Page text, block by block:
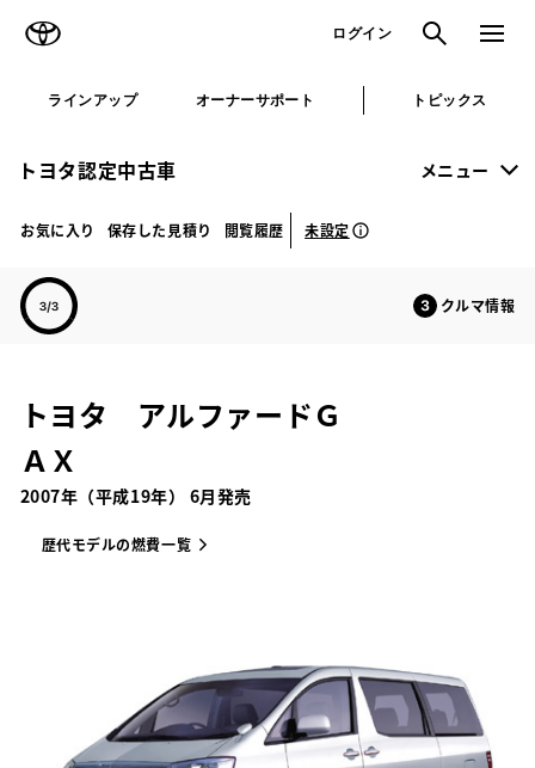
ログイン 検索 メニュ
ラインアップ オーナーサポート トピックス
トヨタ認定中古車 メニュー
お気に入り 保存した見積り 閲覧履歴 未設定
クルマ情報
トヨタ アルファードＧ
ＡＸ
2007年（平成19年） 6月発売
歴代モデルの燃費一覧